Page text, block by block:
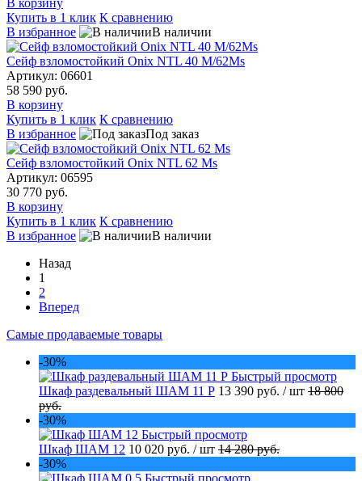
Купить в 1 клик К сравнению
В избранное
В наличии
Сейф взломостойкий Onix NTL 40 M/62Ms
Артикул: 06601
58 590 руб.
В корзину
Купить в 1 клик К сравнению
В избранное
Под заказ
Сейф взломостойкий Onix NTL 62 Ms
Артикул: 06595
30 770 руб.
В корзину
Купить в 1 клик К сравнению
В избранное
В наличии
Назад
1
2
Вперед
Самые продаваемые товары
-30%
Быстрый просмотр
Шкаф раздевальный ШАМ 11 Р 13 390 руб. / шт 18 800
руб.
-30%
Быстрый просмотр
Шкаф ШАМ 12 10 020 руб. / шт 14 280 руб.
-30%
Быстрый просмотр